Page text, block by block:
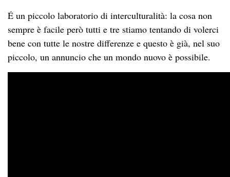
É un piccolo laboratorio di interculturalità: la cosa non
sempre è facile però tutti e tre stiamo tentando di volerci
bene con tutte le nostre differenze e questo è già, nel suo
piccolo, un annuncio che un mondo nuovo è possibile.